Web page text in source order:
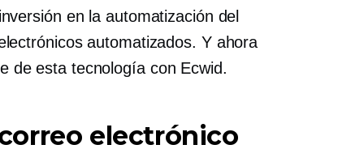
en la automatización del
automatizados. Y ahora
de esta tecnología con Ecwid.
electrónico